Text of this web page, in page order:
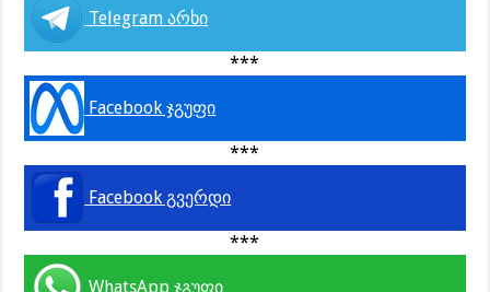
Telegram არხი
***
Facebook ჯგუფი
***
Facebook გვერდი
***
WhatsApp ჯგუფი